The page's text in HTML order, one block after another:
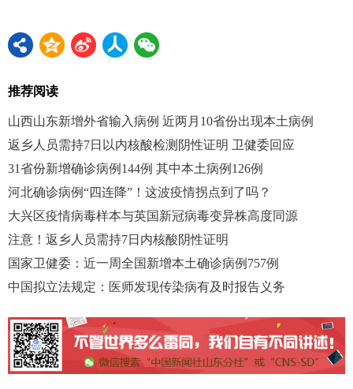
推荐阅读
山西山东新增外省输入病例 近两月10省份出现本土病例
返乡人员需持7日以内核酸检测阴性证明 卫健委回应
31省份新增确诊病例144例 其中本土病例126例
河北确诊病例“四连降”！这波疫情拐点到了吗？
大兴区疫情病毒样本与英国新冠病毒变异株高度同源
注意！返乡人员需持7日内核酸阴性证明
国家卫健委：近一周全国新增本土确诊病例757例
中国拟立法规定：医师发现传染病有及时报告义务